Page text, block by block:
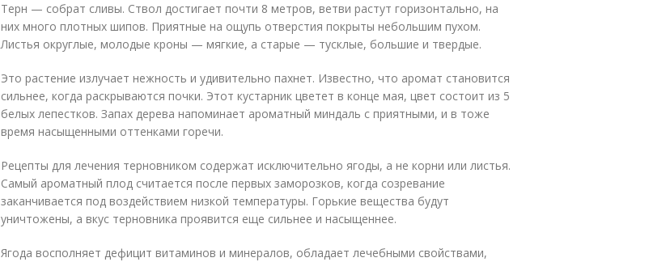
Терн — собрат сливы. Ствол достигает почти 8 метров, ветви растут горизонтально, на
них много плотных шипов. Приятные на ощупь отверстия покрыты небольшим пухом.
Листья округлые, молодые кроны — мягкие, а старые — тусклые, большие и твердые.
Это растение излучает нежность и удивительно пахнет. Известно, что аромат становится
сильнее, когда раскрываются почки. Этот кустарник цветет в конце мая, цвет состоит из 5
белых лепестков. Запах дерева напоминает ароматный миндаль с приятными, и в тоже
время насыщенными оттенками горечи.
Рецепты для лечения терновником содержат исключительно ягоды, а не корни или листья.
Самый ароматный плод считается после первых заморозков, когда созревание
заканчивается под воздействием низкой температуры. Горькие вещества будут
уничтожены, а вкус терновника проявится еще сильнее и насыщеннее.
Ягода восполняет дефицит витаминов и минералов, обладает лечебными свойствами,